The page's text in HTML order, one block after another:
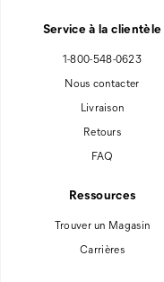
Service à la clientèle
1-800-548-0623
Nous contacter
Livraison
Retours
FAQ
Ressources
Trouver un Magasin
Carrières